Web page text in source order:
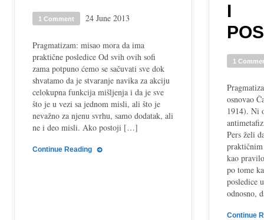
1 Comment 24 June 2013
Pragmatizam: misao mora da ima
praktične posledice Od svih ovih sofi
zama potpuno ćemo se sačuvati sve dok
shvatamo da je stvaranje navika za akciju
celokupna funkcija mišljenja i da je sve
što je u vezi sa jednom misli, ali što je
nevažno za njenu svrhu, samo dodatak, ali
ne i deo misli. Ako postoji […]
Continue Reading
I
1
osnovao
1914). Ni
Pers želi
kao
po tome
posledice
odnosno,
Continue